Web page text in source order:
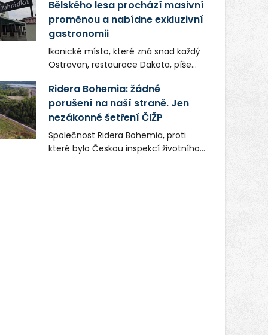
Bělského lesa prochází masivní
proměnou a nabídne exkluzivní
gastronomii
Ikonické místo, které zná snad každý
Ostravan, restaurace Dakota, píše
společnost Dang Investment Group
s.r.o. investuje do projektu přes 50
milionů korun. Cílem je přinést
Ostravě dva špičkové gastronomické
koncepty, které v regionu dosud
chyběly, luxusní středomořskou
Ridera Bohemia: žádné
porušení na naší straně. Jen
nezákonné šetření ČIŽP
Společnost Ridera Bohemia, proti
které bylo Českou inspekcí životního